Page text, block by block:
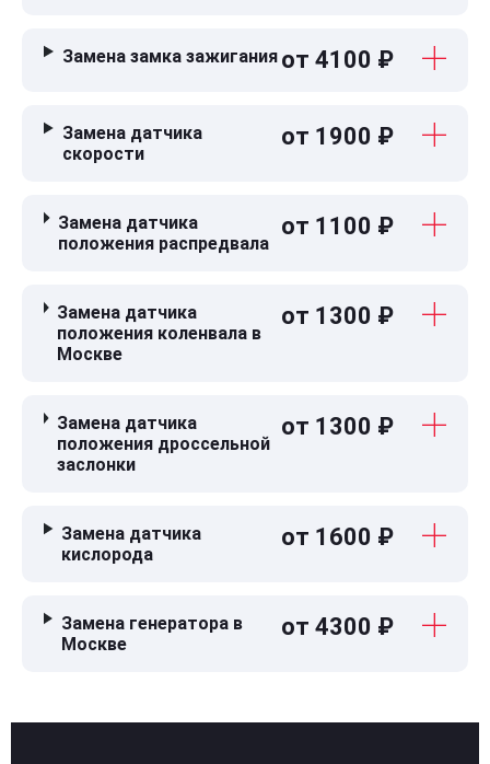
Замена замка зажигания от 4100 ₽
Замена датчика
скорости
от 1900 ₽
Замена датчика
положения распредвала
от 1100 ₽
Замена датчика
положения коленвала в
Москве
от 1300 ₽
Замена датчика
положения дроссельной
заслонки
от 1300 ₽
Замена датчика
кислорода
от 1600 ₽
Замена генератора в
Москве
от 4300 ₽